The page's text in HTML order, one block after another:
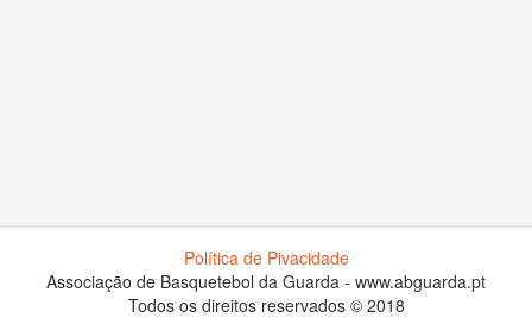
Política de Pivacidade
Associação de Basquetebol da Guarda - www.abguarda.pt
Todos os direitos reservados © 2018